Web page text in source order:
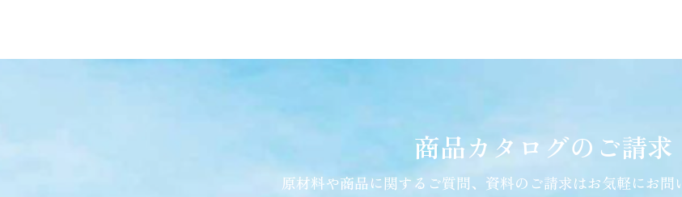
商品カタログのご請求
原材料や商品に関するご質問、資料のご請求はお気軽にお問